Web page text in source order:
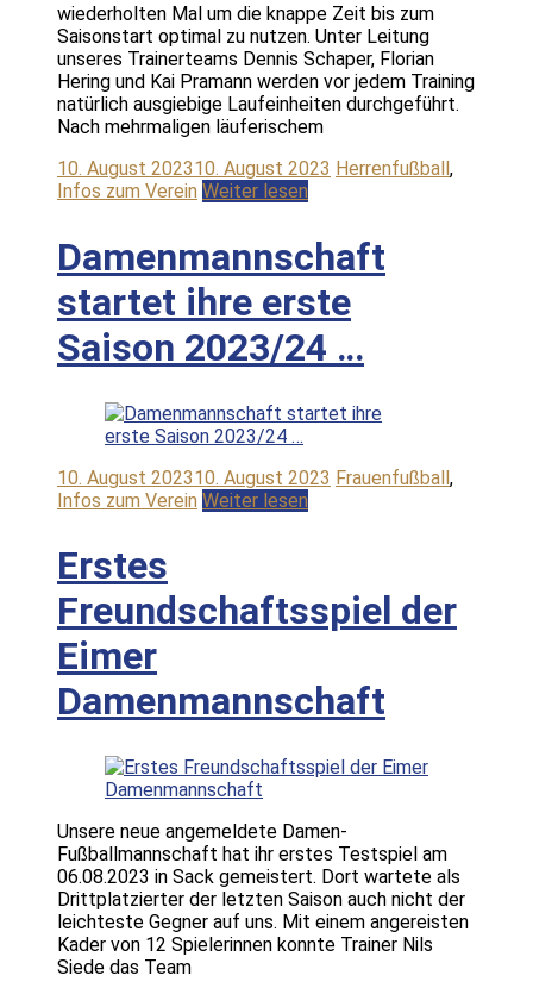
wiederholten Mal um die knappe Zeit bis zum
Saisonstart optimal zu nutzen. Unter Leitung
unseres Trainerteams Dennis Schaper, Florian
Hering und Kai Pramann werden vor jedem Training
natürlich ausgiebige Laufeinheiten durchgeführt.
Nach mehrmaligen läuferischem
10. August 202310. August 2023 Herrenfußball ,
Infos zum Verein Weiter lesen
Damenmannschaft
startet ihre erste
Saison 2023/24 …
10. August 202310. August 2023 Frauenfußball,
Infos zum Verein Weiter lesen
Erstes
Freundschaftsspiel der
Eimer
Damenmannschaft
Unsere neue angemeldete Damen-
Fußballmannschaft hat ihr erstes Testspiel am
06.08.2023 in Sack gemeistert. Dort wartete als
Drittplatzierter der letzten Saison auch nicht der
leichteste Gegner auf uns. Mit einem angereisten
Kader von 12 Spielerinnen konnte Trainer Nils
Siede das Team